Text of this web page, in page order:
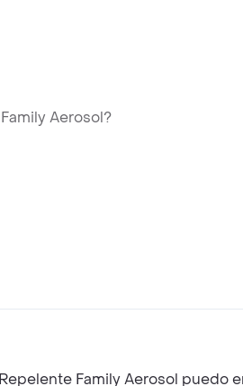
Aerosol?
Family Aerosol puedo